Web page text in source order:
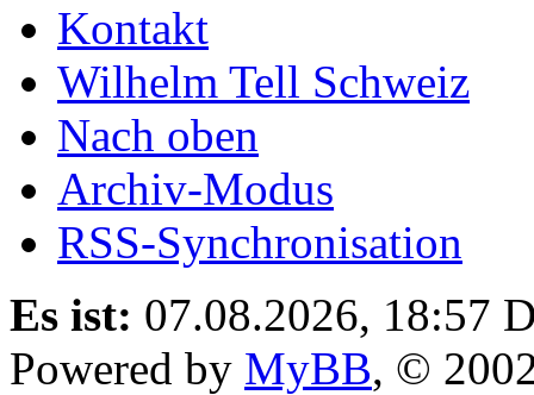
Kontakt
Wilhelm Tell Schweiz
Nach oben
Archiv-Modus
RSS-Synchronisation
Es ist: 07.08.2026, 18:57
Powered by MyBB, ©